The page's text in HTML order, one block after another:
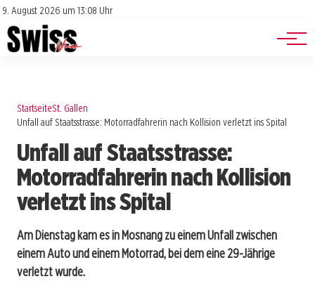
9. August 2026 um 13:08 Uhr
Impressum
Datenschutz
Jobs
Events
StartseiteSt. Gallen
Unfall auf Staatsstrasse: Motorradfahrerin nach Kollision verletzt ins Spital
Unfall auf Staatsstrasse:
Motorradfahrerin nach Kollision
verletzt ins Spital
Am Dienstag kam es in Mosnang zu einem Unfall zwischen
einem Auto und einem Motorrad, bei dem eine 29-Jährige
verletzt wurde.